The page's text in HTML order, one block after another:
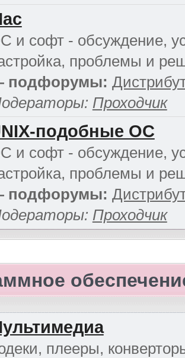
и софт - обсуждение,
проблемы и
подфорумы:
Проходчик
подобные ОС
и софт - обсуждение,
проблемы и
подфорумы:
Проходчик
плееры,